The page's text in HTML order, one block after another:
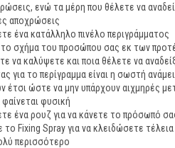
ενώ τα μέρη που θέλετε να
αποχρώσεις
ένα κατάλληλο πινέλο περιγράμματος
το σχήμα του προσώπου σας εκ των
να καλύψετε και ποια θέλετε να
για το περίγραμμα είναι η σωστή
ώστε να μην υπάρχουν αιχμηρές
φυσική
ένα ρουζ για να κάνετε το πρόσωπό
Fixing Spray για να κλειδώσετε τέλεια
περισσότερο